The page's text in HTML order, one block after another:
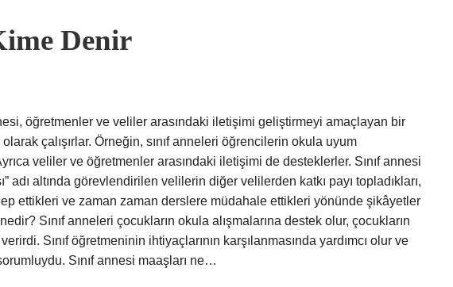
Denir
öğretmenler ve veliler arasındaki iletişimi geliştirmeyi amaçlayan bir
çalışırlar. Örneğin, sınıf anneleri öğrencilerin okula uyum
veliler ve öğretmenler arasındaki iletişimi de desteklerler. Sınıf annesi
adı altında görevlendirilen velilerin diğer velilerden katkı payı topladıkları,
ettikleri ve zaman zaman derslere müdahale ettikleri yönünde şikâyetler
Sınıf anneleri çocukların okula alışmalarına destek olur, çocukların
Sınıf öğretmeninin ihtiyaçlarının karşılanmasında yardımcı olur ve
Sınıf annesi maaşları ne…